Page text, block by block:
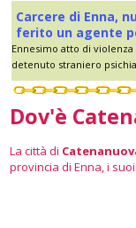
Carcere di Enna,
ferito un agente
Ennesimo atto di
detenuto straniero
Dov'è
La città di
provincia di Enna, i